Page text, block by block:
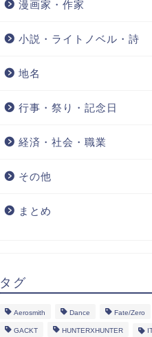
漫画家・作家
小説・ライトノベル・詩
地名
行事・祭り・記念日
経済・社会・職業
その他
まとめ
タグ
Aerosmith Dance Fate/Zero
GACKT HUNTERXHUNTER